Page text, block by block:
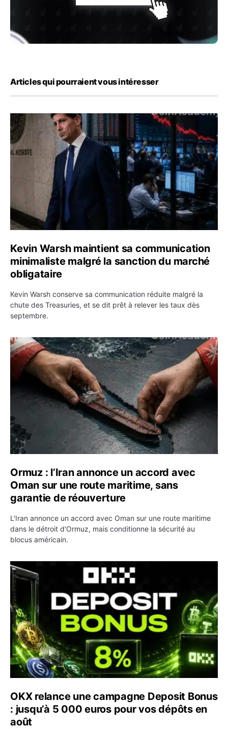
Articles qui pourraient vous intéresser
Kevin Warsh maintient sa communication minimaliste
Kevin Warsh maintient sa communication
minimaliste malgré la sanction du marché
obligataire
Kevin Warsh conserve sa communication réduite malgré la
chute des Treasuries, et se dit prêt à relever les taux dès
septembre.
Ormuz : l’Iran annonce un accord avec Oman sur une
Ormuz : l’Iran annonce un accord avec
Oman sur une route maritime, sans
garantie de réouverture
L'Iran annonce un accord avec Oman sur une route maritime
dans le détroit d'Ormuz, mais conditionne la sécurité au
blocus américain.
OKX relance une campagne Deposit Bonus : jusqu’à 5
OKX relance une campagne Deposit Bonus
: jusqu’à 5 000 euros pour vos dépôts en
août